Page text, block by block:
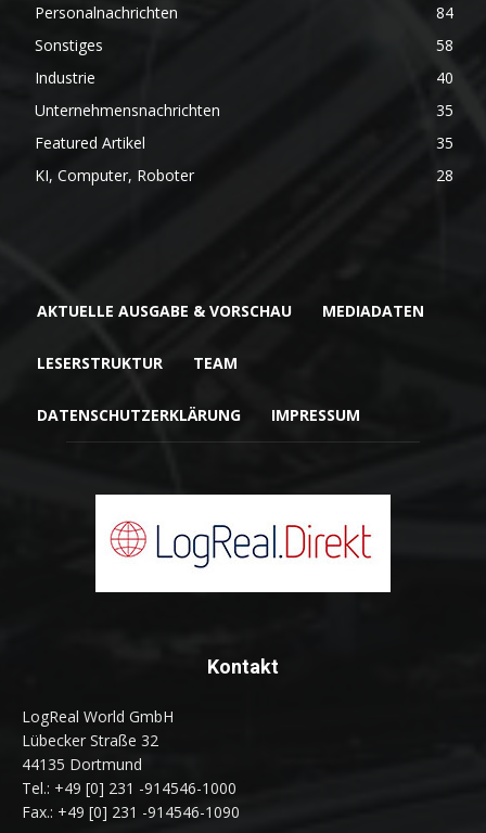
Personalnachrichten
84
Sonstiges
58
Industrie
40
Unternehmensnachrichten
35
Featured Artikel
35
KI, Computer, Roboter
28
AKTUELLE AUSGABE & VORSCHAU MEDIADATEN
LESERSTRUKTUR TEAM
DATENSCHUTZERKLÄRUNG IMPRESSUM
Kontakt
LogReal World GmbH
Lübecker Straße 32
44135 Dortmund
Tel.: +49 [0] 231 -914546-1000
Fax.: +49 [0] 231 -914546-1090